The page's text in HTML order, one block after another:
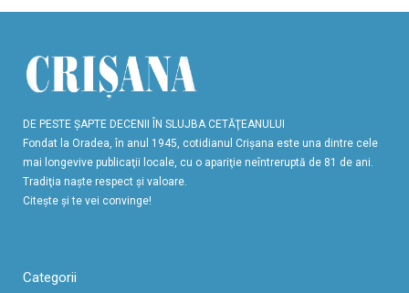
DE PESTE ŞAPTE DECENII ÎN SLUJBA CETĂŢEANULUI
Fondat la Oradea, în anul 1945, cotidianul Crişana este una dintre cele
mai longevive publicaţii locale, cu o apariţie neîntreruptă de 81 de ani.
Tradiţia naşte respect şi valoare.
Citeşte şi te vei convinge!
Categorii